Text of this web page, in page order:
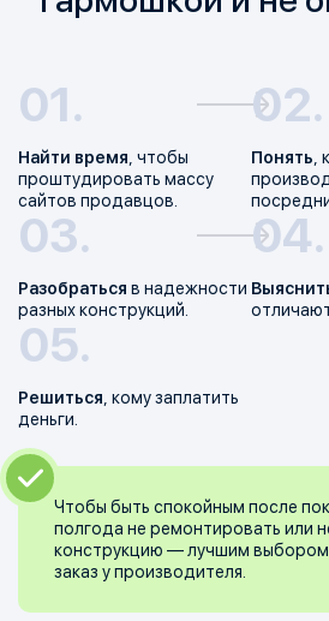
Найти время , чтобы
проштудировать массу
сайтов продавцов.
Понять ,
Разобраться в надежности
разных конструкций.
Решиться , кому заплатить
деньги.
Чтобы быть спокойным после
полгода не ремонтировать или
конструкцию — лучшим
заказ у производителя.